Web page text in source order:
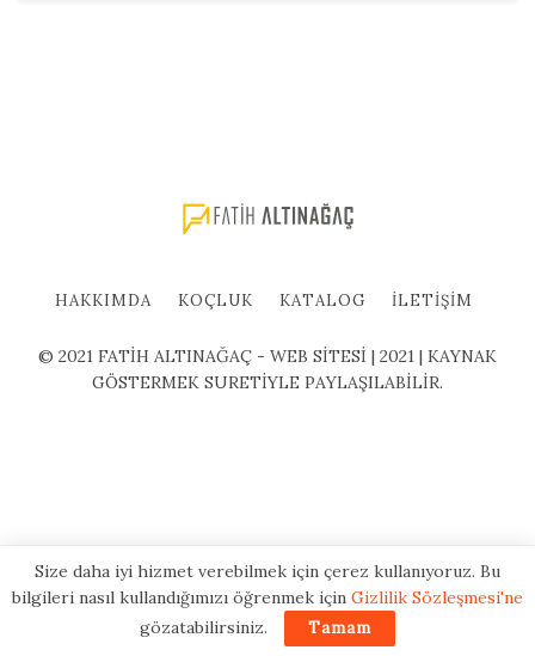
HAKKIMDA KOÇLUK KATALOG İLETIŞIM
© 2021 FATİH ALTINAĞAÇ - WEB SİTESİ | 2021 | KAYNAK
GÖSTERMEK SURETİYLE PAYLAŞILABİLİR.
Size daha iyi hizmet verebilmek için çerez kullanıyoruz. Bu
bilgileri nasıl kullandığımızı öğrenmek için Gizlilik Sözleşmesi'ne
gözatabilirsiniz.
Tamam